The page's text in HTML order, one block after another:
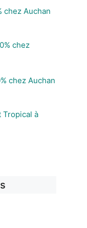
chez Auchan
chez
chez Auchan
Tropical à